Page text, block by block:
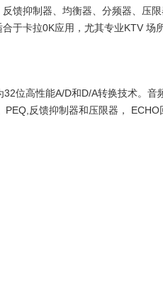
馈抑制器、均衡器、分频器、压
于卡拉0K应用，尤其专业KTV
位高性能A/D和D/A转换技术。
反馈抑制器和压限器，